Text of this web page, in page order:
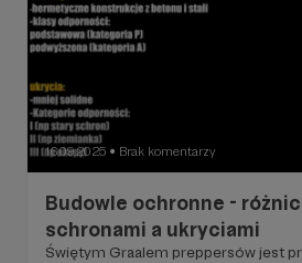
16.09.2025 ● Brak komentarzy
Budowle ochronne -
schronami a ukryciami
Świętym Graalem preppersów jest